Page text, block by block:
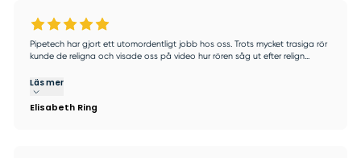
Pipetech har gjort ett utomordentligt jobb hos oss. Trots mycket trasiga rör
kunde de religna och visade oss på video hur rören såg ut efter relign...
Läs mer
Elisabeth Ring